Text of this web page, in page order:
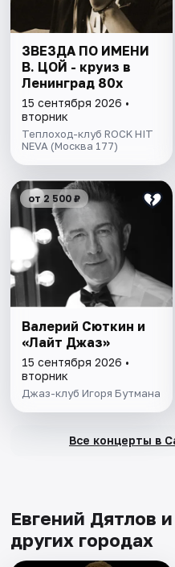
ЗВЕЗДА ПО ИМЕНИ
В. ЦОЙ - круиз в
Ленинград 80х
15 сентября 2026 •
вторник
Теплоход-клуб ROCK HIT
NEVA (Москва 177)
от 2 500 ₽
Валерий Сюткин и
«Лайт Джаз»
15 сентября 2026 •
вторник
Джаз-клуб Игоря Бутмана
Все концерты в
Евгений Дятлов
других городах